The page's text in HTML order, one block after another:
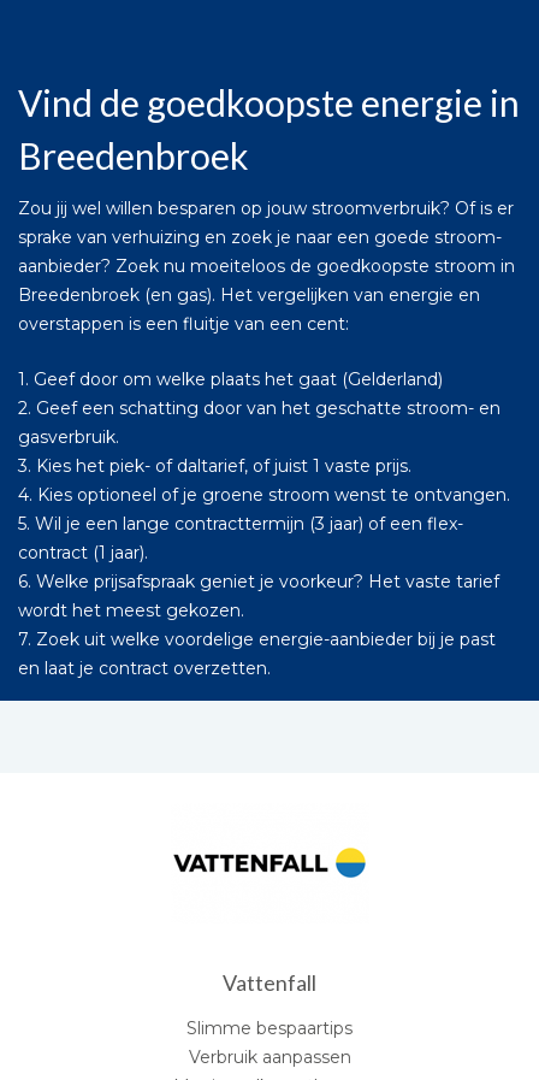
Vind de goedkoopste energie in
Breedenbroek
Zou jij wel willen besparen op jouw stroomverbruik? Of is er
sprake van verhuizing en zoek je naar een goede stroom-
aanbieder? Zoek nu moeiteloos de goedkoopste stroom in
Breedenbroek (en gas). Het vergelijken van energie en
overstappen is een fluitje van een cent:
1. Geef door om welke plaats het gaat (Gelderland)
2. Geef een schatting door van het geschatte stroom- en
gasverbruik.
3. Kies het piek- of daltarief, of juist 1 vaste prijs.
4. Kies optioneel of je groene stroom wenst te ontvangen.
5. Wil je een lange contracttermijn (3 jaar) of een flex-
contract (1 jaar).
6. Welke prijsafspraak geniet je voorkeur? Het vaste tarief
wordt het meest gekozen.
7. Zoek uit welke voordelige energie-aanbieder bij je past
en laat je contract overzetten.
Vattenfall
Slimme bespaartips
Verbruik aanpassen